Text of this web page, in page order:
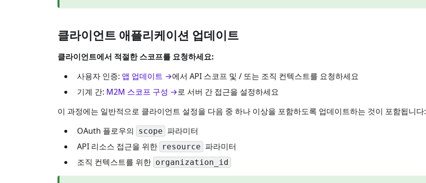
클라이언트 애플리케이션 업데이트
클라이언트에서 적절한 스코프를 요청하세요:
사용자 인증: 앱 업데이트 →에서 API 스코프 및 / 또는 조직 컨텍스트를 요청하세요
기계 간: M2M 스코프 구성 →로 서버 간 접근을 설정하세요
이 과정에는 일반적으로 클라이언트 설정을 다음 중 하나 이상을 포함하도록 업데이트하는 것이 포함됩니다:
OAuth 플로우의
scope 파라미터
API 리소스 접근을 위한 resource 파라미터
조직 컨텍스트를 위한 organization_id